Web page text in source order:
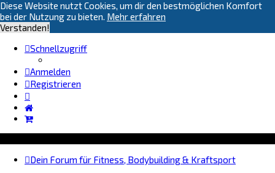
Diese Website nutzt Cookies, um dir den bestmöglichen Komfort
bei der Nutzung zu bieten. Mehr erfahren
Verstanden!
Schnellzugriff
Anmelden
Registrieren
Dein Forum für Fitness, Bodybuilding & Kraftsport